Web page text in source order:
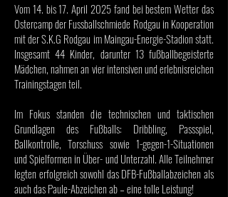
Vom 14. bis 17. April 2025 fand bei bestem Wetter das
Ostercamp der Fussballschmiede Rodgau in Kooperation
mit der S.K.G Rodgau im Maingau-Energie-Stadion statt.
Insgesamt 44 Kinder, darunter 13 fußballbegeisterte
Mädchen, nahmen an vier intensiven und erlebnisreichen
Trainingstagen teil.
Im Fokus standen die technischen und taktischen
Grundlagen des Fußballs: Dribbling, Passspiel,
Ballkontrolle, Torschuss sowie 1-gegen-1-Situationen
und Spielformen in Über- und Unterzahl. Alle Teilnehmer
legten erfolgreich sowohl das DFB-Fußballabzeichen als
auch das Paule-Abzeichen ab – eine tolle Leistung!